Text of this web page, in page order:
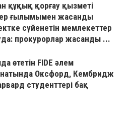
құқық қорғау қызметі
ғылымымен жасанды
сүйенетін мемлекеттер
прокурорлар жасанды ...
өтетін FIDE әлем
Оксфорд, Кембридж
студенттері бақ